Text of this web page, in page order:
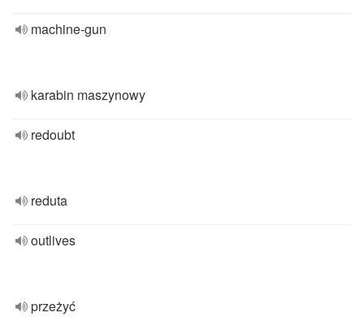
machine-gun
karabin maszynowy
redoubt
reduta
outlives
przeżyć